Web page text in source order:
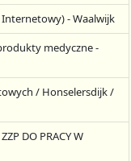
- Waalwijk
medyczne -
/ Honselersdijk /
DO PRACY W